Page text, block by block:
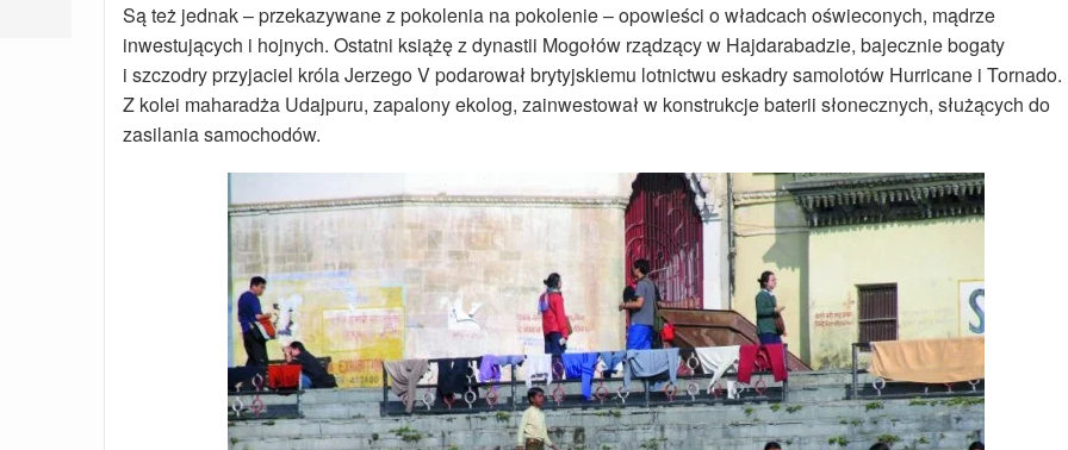
Są też jednak – przekazywane z pokolenia na pokolenie – opowieści o władcach oświeconych, mądrze
inwestujących i hojnych. Ostatni książę z dynastii Mogołów rządzący w Hajdarabadzie, bajecznie bogaty
i szczodry przyjaciel króla Jerzego V podarował brytyjskiemu lotnictwu eskadry samolotów Hurricane i Tornado.
Z kolei maharadża Udajpuru, zapalony ekolog, zainwestował w konstrukcje baterii słonecznych, służących do
zasilania samochodów.